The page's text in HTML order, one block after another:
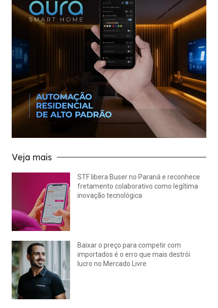
Veja mais
STF libera Buser no Paraná e reconhece
fretamento colaborativo como legítima
inovação tecnológica
Baixar o preço para competir com
importados é o erro que mais destrói
lucro no Mercado Livre